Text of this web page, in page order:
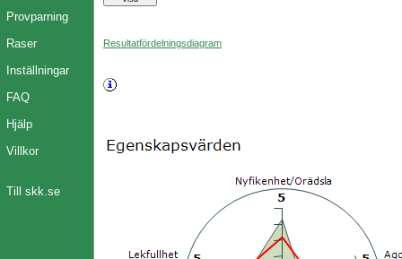
Provparning
Raser
Inställningar
FAQ
Hjälp
Villkor
Till skk.se
Resultatfördelningsdiagram